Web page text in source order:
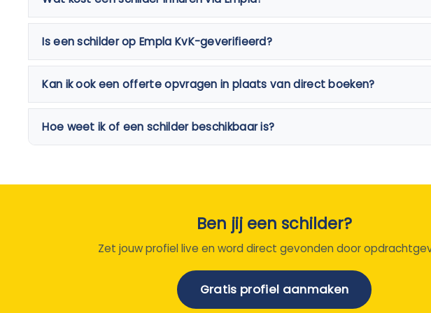
Is een schilder op Empla KvK-geverifieerd?
Kan ik ook een offerte opvragen in plaats van direct boeken?
Hoe weet ik of een schilder beschikbaar is?
Ben jij een schilder?
Zet jouw profiel live en word direct gevonden door
Gratis profiel aanmaken